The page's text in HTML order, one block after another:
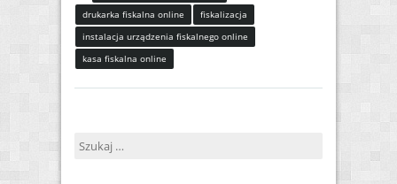
drukarka fiskalna online
fiskalizacja
instalacja urządzenia fiskalnego online
kasa fiskalna online
Szukaj: